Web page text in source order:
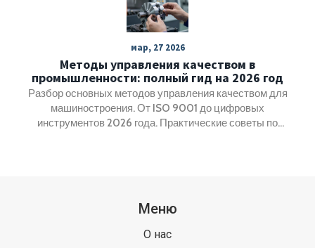
мар, 27 2026
Методы управления качеством в
промышленности: полный гид на 2026 год
Разбор основных методов управления качеством для
машиностроения. От ISO 9001 до цифровых
инструментов 2026 года. Практические советы по
Меню
О нас